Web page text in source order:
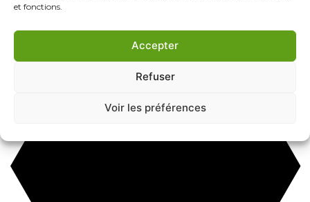
et fonctions.
Accepter
Refuser
Voir les préférences